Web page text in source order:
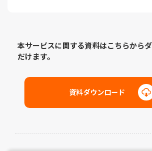
本サービスに関する資料はこちらから
だけます。
資料ダウンロード